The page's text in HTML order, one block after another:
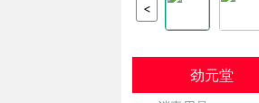
<
劲元堂